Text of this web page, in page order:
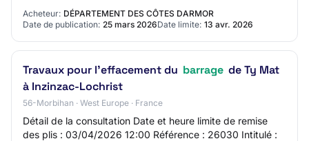
Communication Nom du contact: Service command…
Acheteur: DÉPARTEMENT DES CÔTES DARMOR
Date de publication: 25 mars 2026Date limite: 13 avr. 2026
Travaux pour l’effacement du barrage de Ty Mat
à Inzinzac-Lochrist
56-Morbihan · West Europe · France
Détail de la consultation Date et heure limite de remise
des plis : 03/04/2026 12:00 Référence : 26030 Intitulé :